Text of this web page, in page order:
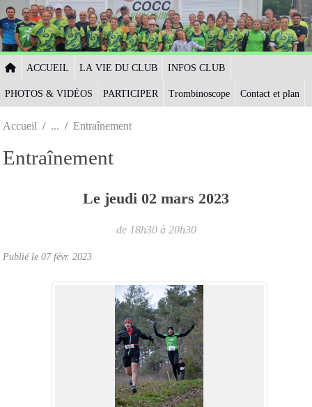
ACCUEIL LA VIE DU CLUB INFOS CLUB
PHOTOS & VIDÉOS PARTICIPER Trombinoscope Contact et plan
Accueil Entraînement
Entraînement
Le jeudi 02 mars 2023
de 18h30 à 20h30
Publié le 07 févr. 2023
Panneau de gestion des cookies